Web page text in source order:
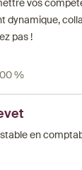
vos
dynamique,
pas !
%
en